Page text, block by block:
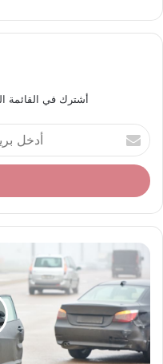
أشترك في القائمة
أ
د
خ
ل
ر
د
ا
إ
ك